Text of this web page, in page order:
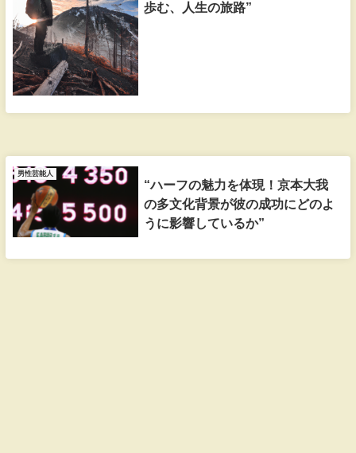
歩む、人生の旅路”
男性芸能人
“ハーフの魅力を体現！京本大我
の多文化背景が彼の成功にどのよ
うに影響しているか”